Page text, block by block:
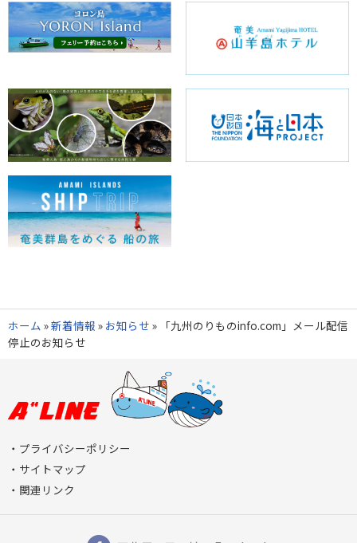
ホーム »新着情報 » お知らせ » 「九州のりものinfo.com」メール配信
停止のお知らせ
プライバシーポリシー
サイトマップ
関連リンク